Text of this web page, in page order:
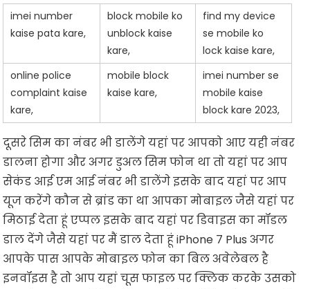
imei number
kaise pata kare,
block mobile ko
unblock kaise
kare,
find my device
se mobile ko
lock kaise kare,
online police
complaint kaise
kare,
mobile block
kaise kare,
imei number se
mobile kaise
block kare 2023,
दूसरे सिम का नंबर भी डालेंगे यहां पर आपको आए यही नंबर
डालना होगा और अगर डुअल सिम फोन था तो यहां पर आप
सेकंड आई एम आई नंबर भी डालेंगे इसके बाद यहां पर आप
यूज करेंगे कौन से ब्रांड का था आपका मोबाइल जैसे यहां पर
मिठाई देता हूं एप्पल इसके बाद यहां पर डिवाइस का मॉडल
डाल देंगे जैसे यहां पर मैं डाल देता हूं iPhone 7 Plus अगर
आपके पास आपके मोबाइल फोन का बिल अवेलेबल है
इनवॉइस है तो आप यहां चूस फाइल पर क्लिक करके उसको